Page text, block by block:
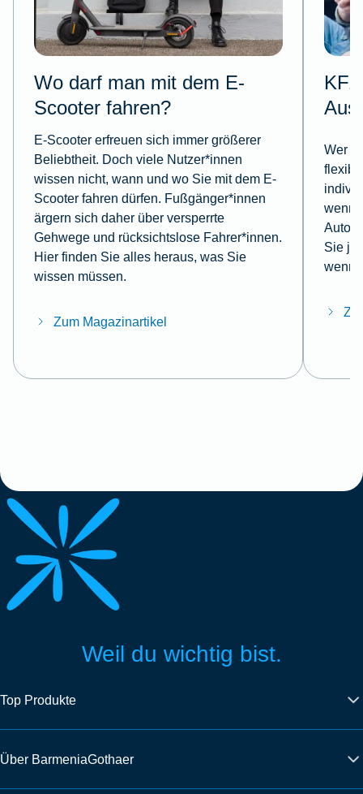
Wo darf man mit dem E-
Scooter fahren?
E-Scooter erfreuen sich immer größerer
Beliebtheit. Doch viele Nutzer*innen
wissen nicht, wann und wo Sie mit dem E-
Scooter fahren dürfen. Fußgänger*innen
ärgern sich daher über versperrte
Gehwege und rücksichtslose Fahrer*innen.
Hier finden Sie alles heraus, was Sie
wissen müssen.
Zum Magazinartikel
Wer
wenn
Sie
wenn
Weil du wichtig bist.
Top Produkte
Über BarmeniaGothaer